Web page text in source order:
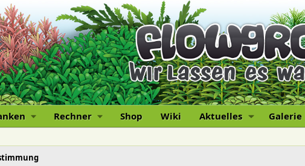
Rechner Shop Wiki Aktuelles Galerie